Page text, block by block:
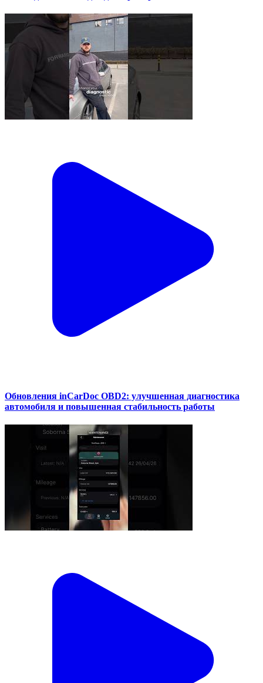
Обновления inCarDoc OBD2: улучшенная диагностика
автомобиля и повышенная стабильность работы